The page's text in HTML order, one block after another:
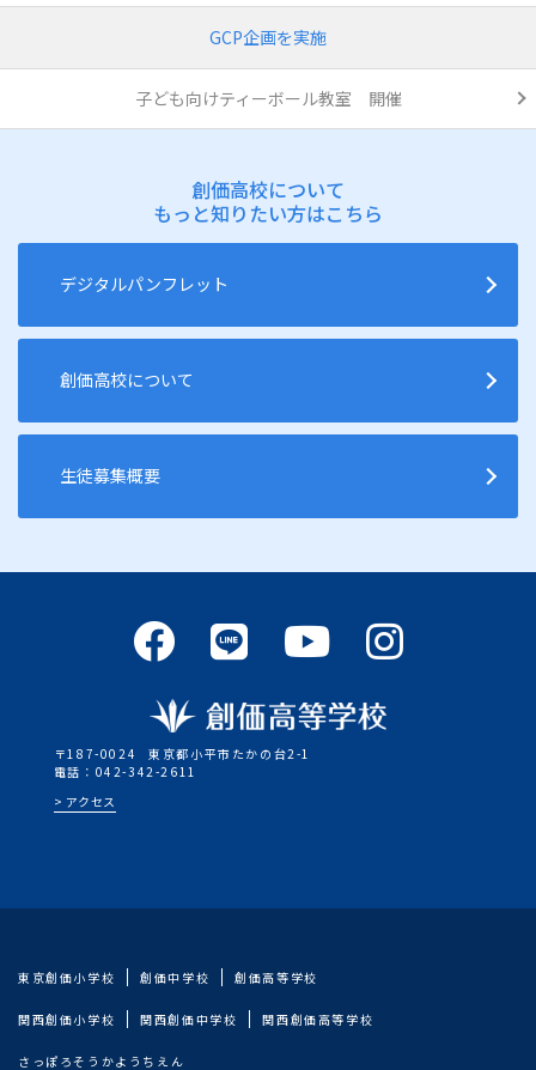
GCP企画を実施
子ども向けティーボール教室 開催
創価高校について
もっと知りたい方はこちら
デジタルパンフレット
創価高校について
生徒募集概要
〒187-0024
東京都小平市たかの台2-1
電話：042-342-2611
アクセス
東京創価小学校 創価中学校 創価高等学校
関西創価小学校 関西創価中学校 関西創価高等学校
さっぽろそうかようちえん